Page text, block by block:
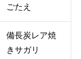
ごたえ
備長炭レア焼
きサガリ